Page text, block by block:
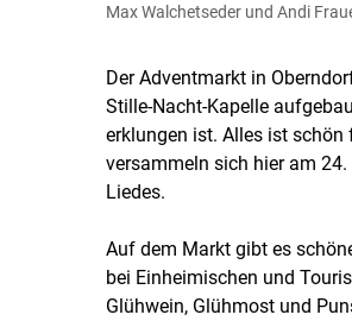
Max Walchetseder und Andi
Der Adventmarkt in
Stille-Nacht-Kapelle
erklungen ist. Alles ist schön
versammeln sich hier am
Liedes.
Auf dem Markt gibt es
bei Einheimischen und
Glühwein, Glühmost und